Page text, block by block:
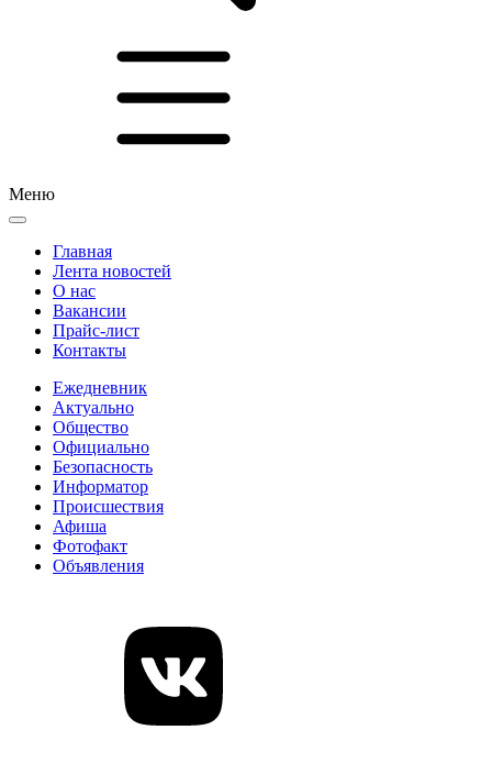
Меню
Главная
Лента новостей
О нас
Вакансии
Прайс-лист
Контакты
Ежедневник
Актуально
Общество
Официально
Безопасность
Информатор
Происшествия
Афиша
Фотофакт
Объявления